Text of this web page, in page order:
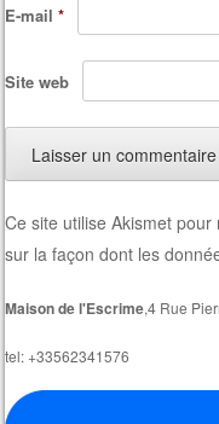
E-mail*
Site web
Ce site utilise Akismet
sur la façon dont les
Maison de l'Escrime,4 Rue
tel: +33562341576